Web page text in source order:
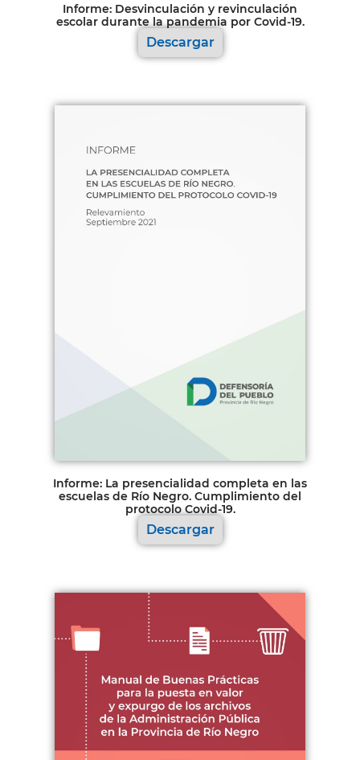
Informe: Desvinculación y revinculación
escolar durante la pandemia por Covid-19.
Descargar
Informe: La presencialidad completa en las
escuelas de Río Negro. Cumplimiento del
protocolo Covid-19.
Descargar